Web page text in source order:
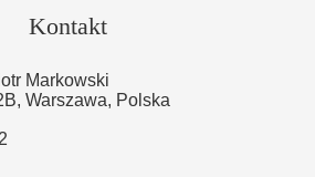
Kontakt
Markowski
Warszawa, Polska